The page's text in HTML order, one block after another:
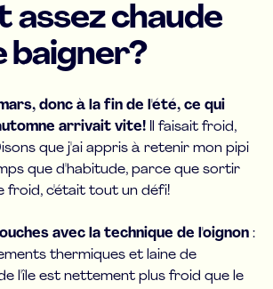
assez chaude
baigner?
donc à la fin de l'été, ce qui
arrivait vite! Il faisait froid,
que j'ai appris à retenir mon pipi
que d'habitude, parce que sortir
froid, c'était tout un défi!
avec la technique de l'oignon :
thermiques et laine de
l'île est nettement plus froid que le